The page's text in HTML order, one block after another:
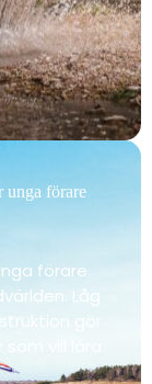
unga förare
förare
Låg
gör
vill lära